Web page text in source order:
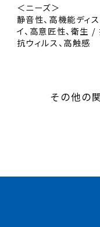
＜ニーズ＞
静音性、高機能ディ
イ、高意匠性、衛生
抗ウィルス、高触感
その他の